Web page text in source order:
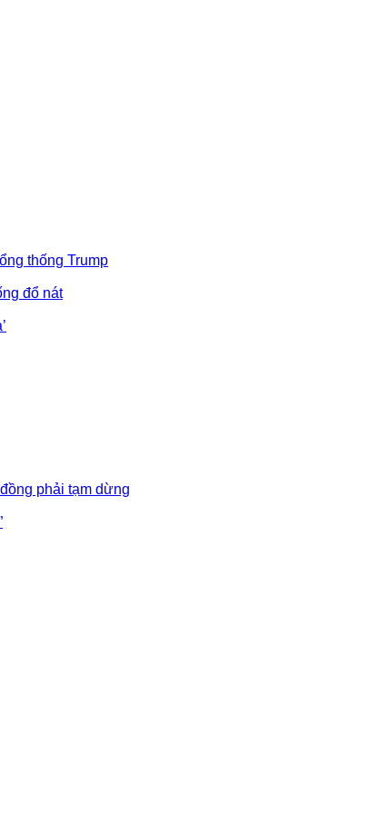
thống Trump
đổ nát
phải tạm dừng